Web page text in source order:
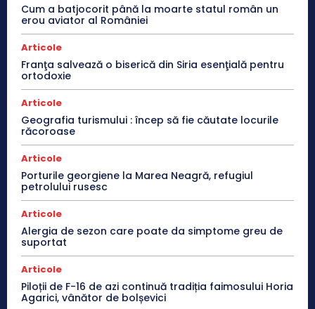
Cum a batjocorit până la moarte statul român un
erou aviator al României
Articole
Franţa salvează o biserică din Siria esenţială pentru
ortodoxie
Articole
Geografia turismului : încep să fie căutate locurile
răcoroase
Articole
Porturile georgiene la Marea Neagră, refugiul
petrolului rusesc
Articole
Alergia de sezon care poate da simptome greu de
suportat
Articole
Piloții de F-16 de azi continuă tradiția faimosului Horia
Agarici, vânător de bolșevici